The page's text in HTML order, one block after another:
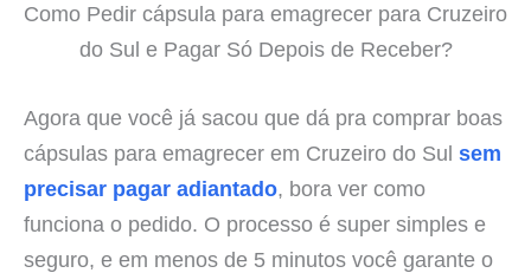
Como Pedir cápsula para emagrecer para Cruzeiro
do Sul e Pagar Só Depois de Receber?
Agora que você já sacou que dá pra comprar boas
cápsulas para emagrecer em Cruzeiro do Sul sem
precisar pagar adiantado, bora ver como
funciona o pedido. O processo é super simples e
seguro, e em menos de 5 minutos você garante o